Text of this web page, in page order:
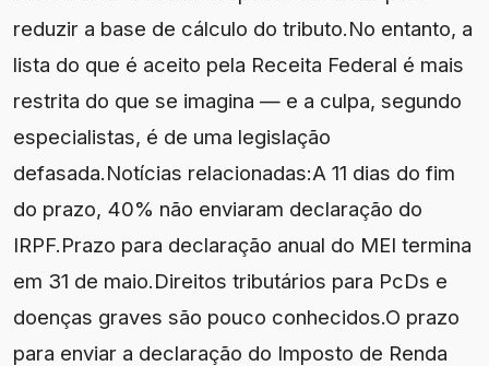
reduzir a base de cálculo do tributo.No entanto, a
lista do que é aceito pela Receita Federal é mais
restrita do que se imagina — e a culpa, segundo
especialistas, é de uma legislação
defasada.Notícias relacionadas:A 11 dias do fim
do prazo, 40% não enviaram declaração do
IRPF.Prazo para declaração anual do MEI termina
em 31 de maio.Direitos tributários para PcDs e
doenças graves são pouco conhecidos.O prazo
para enviar a declaração do Imposto de Renda